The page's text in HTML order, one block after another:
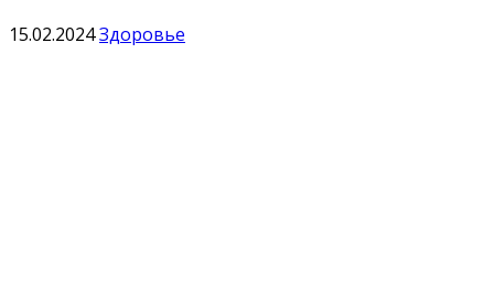
15.02.2024Здоровье